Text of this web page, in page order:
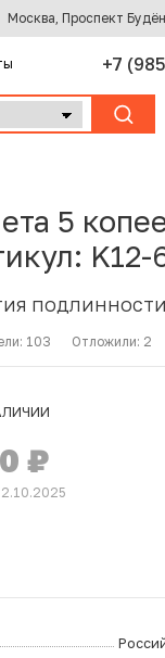
Москва, Проспект
+7
5
K12-
ПОДЛИННОСТИ
103 Отложили: 2
₽